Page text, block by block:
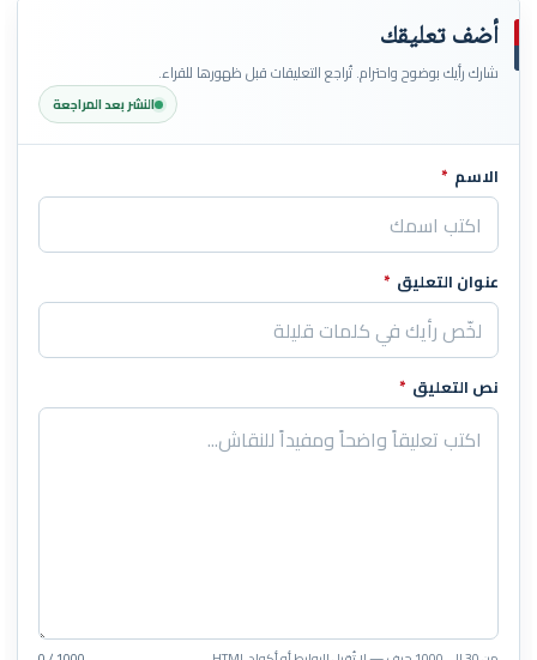
أضف تعليقك
شارك رأيك بوضوح واحترام. تُراجع التعليقات قبل ظهورها للقراء.
النشر بعد المراجعة
اترك هذا الحقل فارغاً
الاسم *
عنوان التعليق *
نص التعليق *